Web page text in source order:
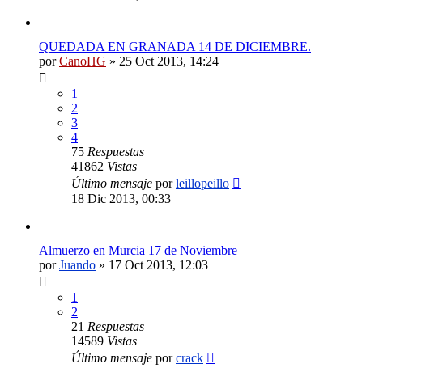
QUEDADA EN GRANADA 14 DE DICIEMBRE.
porCanoHG » 25 Oct 2013, 14:24
1
2
3
4
75 Respuestas
41862 Vistas
Último mensaje porleillopeillo
18 Dic 2013, 00:33
Almuerzo en Murcia 17 de Noviembre
porJuando » 17 Oct 2013, 12:03
1
2
21 Respuestas
14589 Vistas
Último mensaje porcrack